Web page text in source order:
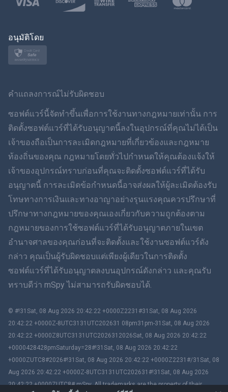
โปแลนด์
ภาษาไทย
Dansk
ฮินดี
ภาษาฮีบรู
โรมาเนีย
กรีก
สโลวาเกีย
อนุมัติโดย
คำแถลงการณ์ไม่รับผิดชอบ
ซอฟต์แวร์นี้จัดทำขึ้นเพื่อการใช้งานทางกฎหมายเท่านั้น การ
ติดตั้งซอฟต์แวร์ที่ได้รับอนุญาตนี้ลงในอุปกรณ์ที่คุณไม่ได้เป็น
เจ้าของถือเป็นการละเมิดกฎหมายที่เกี่ยวข้องและกฎหมาย
ท้องถิ่นของคุณ กฎหมายโดยทั่วไปกำหนดให้คุณต้องแจ้งให้
เจ้าของอุปกรณ์ทราบก่อนที่คุณจะติดตั้งซอฟต์แวร์ที่ได้รับ
อนุญาตนี้ การละเมิดข้อกำหนดนี้อาจส่งผลให้ผู้ละเมิดต้องรับ
โทษทางการเงินและทางอาญาอย่างรุนแรงคุณควรปรึกษาที่
ปรึกษาทางกฎหมายของคุณเองเกี่ยวกับความถูกต้องตาม
กฎหมายของการใช้ซอฟต์แวร์ที่ได้รับอนุญาตภายในเขต
อำนาจศาลของคุณก่อนที่จะติดตั้งและใช้งานซอฟต์แวร์ดัง
กล่าว คุณเป็นผู้รับผิดชอบแต่เพียงผู้เดียวในการติดตั้ง
ซอฟต์แวร์ที่ได้รับอนุญาตลงบนอุปกรณ์ดังกล่าว และคุณรับ
ทราบดีว่า mSpy ไม่สามารถรับผิดชอบได้.
© #!31Sat, 08 Aug 2026 20:42:22 +0000Z2231#31Sat, 08 Aug 2026
20:42:22 +0000Z-8UTC3131UTC202631 08pm31pm-31Sat, 08 Aug 2026
20:42:22 +0000Z8UTC3131UTC2026312026Sat, 08 Aug 2026 20:42:22
+0000428428pmSaturday=28#!31Sat, 08 Aug 2026 20:42:22
+0000ZUTC8#2026#!31Sat, 08 Aug 2026 20:42:22 +0000Z2231#/31Sat, 08
Aug 2026 20:42:22 +0000Z-8UTC3131UTC202631#!31Sat, 08 Aug 2026
20:42:22 +0000ZUTC8# mSpy. All trademarks are the property of their